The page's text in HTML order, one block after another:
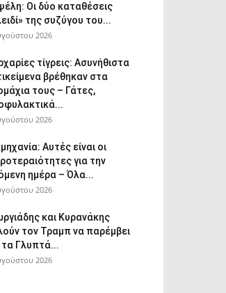
Οι δύο καταθέσεις
της συζύγου του...
2026
τίγρεις: Ασυνήθιστα
βρέθηκαν στα
τους – Γάτες,
2026
Αυτές είναι οι
για την
ημέρα – Όλα...
2026
και Κυρανάκης
τον Τραμπ να παρέμβει
τα Γλυπτά...
2026